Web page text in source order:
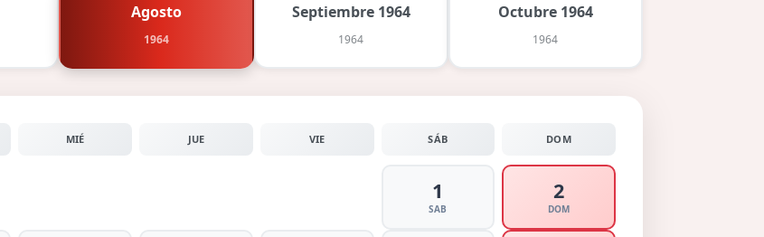
Agosto
1964
Septiembre 1964
1964
Octubre 1964
1964
MIÉ JUE VIE SÁB DOM
1
SAB
2
DOM